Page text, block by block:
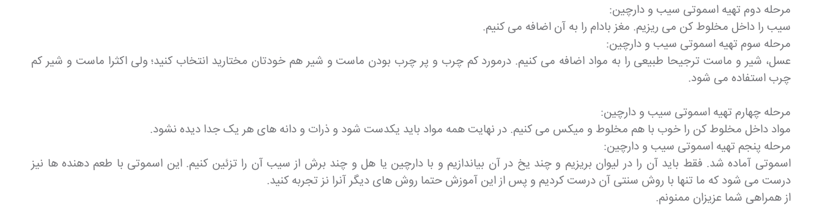
مرحله دوم تهیه اسموتی سیب و دارچین:
سیب را داخل مخلوط کن می ریزیم. مغز بادام را به آن اضافه می کنیم.
مرحله سوم تهیه اسموتی سیب و دارچین:
عسل، شیر و ماست ترجیحا طبیعی را به مواد اضافه می کنیم. درمورد کم چرب و پر چرب بودن ماست و شیر هم خودتان مختارید انتخاب کنید؛ ولی اکثرا ماست و شیر کم
چرب استفاده می شود.
مرحله چهارم تهیه اسموتی سیب و دارچین:
مواد داخل مخلوط کن را خوب با هم مخلوط و میکس می کنیم. در نهایت همه مواد باید یکدست شود و ذرات و دانه های هر یک جدا دیده نشود.
مرحله پنجم تهیه اسموتی سیب و دارچین:
اسموتی آماده شد. فقط باید آن را در لیوان بریزیم و چند یخ در آن بیاندازیم و با دارچین یا هل و چند برش از سیب آن را تزئین کنیم. این اسموتی با طعم دهنده ها نیز
درست می شود که ما تنها با روش سنتی آن درست کردیم و پس از این آموزش حتما روش های دیگر آنرا نز تجربه کنید.
از همراهی شما عزیزان ممنونم.